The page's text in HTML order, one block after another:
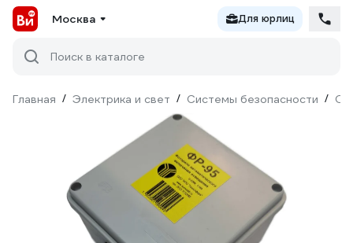
Москва Для юрлиц
Поиск в каталоге
Главная / Электрика и свет / Системы безопасности /